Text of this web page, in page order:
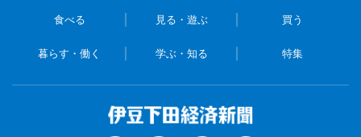
食べる 見る・遊ぶ 買う
暮らす・働く 学ぶ・知る 特集